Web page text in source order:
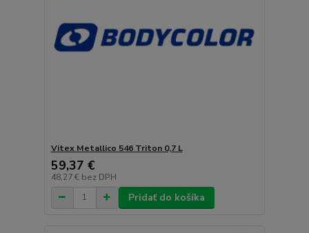
Vitex Metallico 546 Triton 0,7 L
59,37 €
48,27 € bez DPH
Pridať do košíka